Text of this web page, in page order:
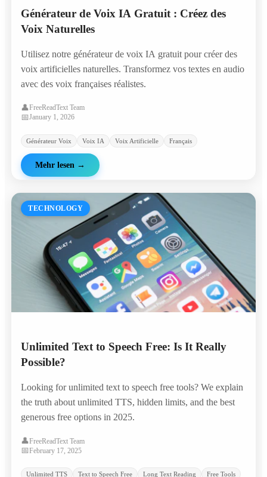
Générateur de Voix IA Gratuit : Créez des
Voix Naturelles
Utilisez notre générateur de voix IA gratuit pour créer des
voix artificielles naturelles. Transformez vos textes en audio
avec des voix françaises réalistes.
👤FreeReadText Team
📅January 1, 2026
Générateur Voix Voix IA Voix Artificielle Français
Mehr lesen →
TECHNOLOGY
Unlimited Text to Speech Free: Is It Really
Possible?
Looking for unlimited text to speech free tools? We explain
the truth about unlimited TTS, hidden limits, and the best
generous free options in 2025.
👤FreeReadText Team
📅February 17, 2025
Unlimited TTS Text to Speech Free Long Text Reading Free Tools